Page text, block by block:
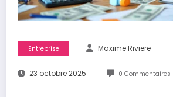
Entreprise Maxime Riviere
23 octobre 2025 0 Commentaires